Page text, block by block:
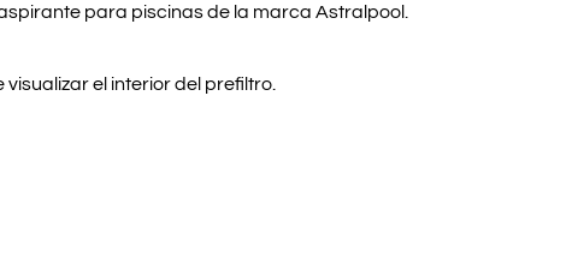
para piscinas de la marca Astralpool.
el interior del prefiltro.